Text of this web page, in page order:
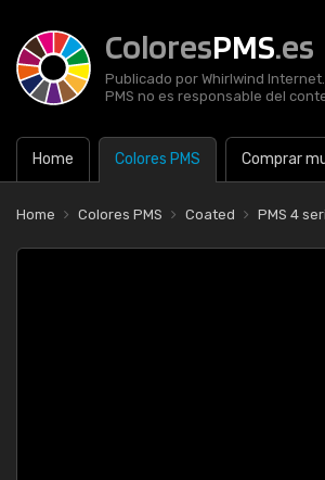
ColoresPMS.es
Publicado por Whirlwind
PMS no es responsable del
Home Colores PMS Comprar
Home Colores PMS Coated PMS 4